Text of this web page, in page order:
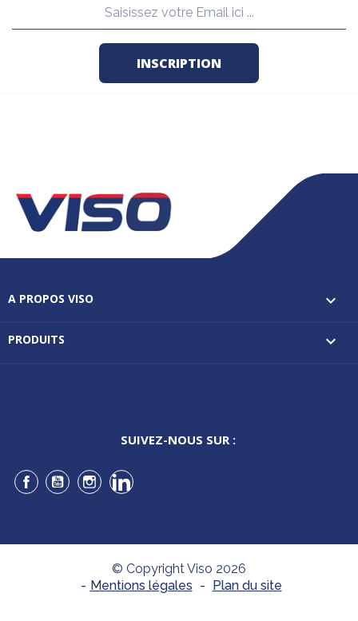
A PROPOS VISO 
PRODUITS 
SUIVEZ-NOUS SUR :
Facebook
YouTubeInstagramLinkedIn
© Copyright Viso 2026
- Mentions légales - Plan du site